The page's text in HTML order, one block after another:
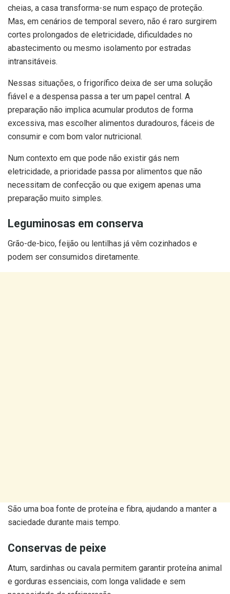
cheias, a casa transforma-se num espaço de proteção.
Mas, em cenários de temporal severo, não é raro surgirem
cortes prolongados de eletricidade, dificuldades no
abastecimento ou mesmo isolamento por estradas
intransitáveis.
Nessas situações, o frigorífico deixa de ser uma solução
fiável e a despensa passa a ter um papel central. A
preparação não implica acumular produtos de forma
excessiva, mas escolher alimentos duradouros, fáceis de
consumir e com bom valor nutricional.
Num contexto em que pode não existir gás nem
eletricidade, a prioridade passa por alimentos que não
necessitam de confecção ou que exigem apenas uma
preparação muito simples.
Leguminosas em conserva
Grão-de-bico, feijão ou lentilhas já vêm cozinhados e
podem ser consumidos diretamente.
São uma boa fonte de proteína e fibra, ajudando a manter a
saciedade durante mais tempo.
Conservas de peixe
Atum, sardinhas ou cavala permitem garantir proteína animal
e gorduras essenciais, com longa validade e sem